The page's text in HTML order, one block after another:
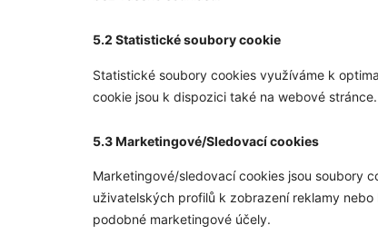
5.2 Statistické soubory cookie
Statistické soubory cookies využíváme k
cookie jsou k dispozici také na webové
5.3 Marketingové/Sledovací cookies
Marketingové/sledovací cookies jsou soubory
uživatelských profilů k zobrazení reklamy
podobné marketingové účely.